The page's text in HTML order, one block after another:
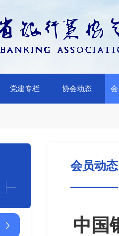
党建专栏 协会动态
会员动态
中国